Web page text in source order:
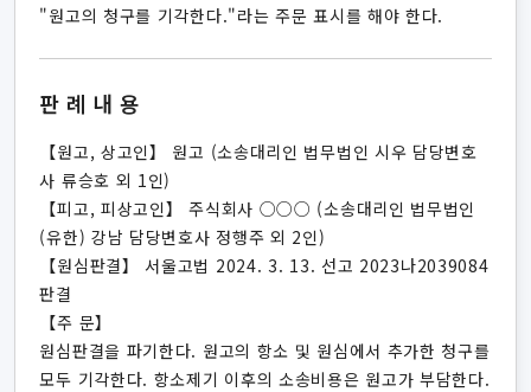
"원고의 청구를 기각한다."라는 주문 표시를 해야 한다.
판례내용
【원고, 상고인】 원고 (소송대리인 법무법인 시우 담당변호
사 류승호 외 1인)
【피고, 피상고인】 주식회사 ○○○ (소송대리인 법무법인
(유한) 강남 담당변호사 정행주 외 2인)
【원심판결】 서울고법 2024. 3. 13. 선고 2023나2039084
판결
【주 문】
원심판결을 파기한다. 원고의 항소 및 원심에서 추가한 청구를
모두 기각한다. 항소제기 이후의 소송비용은 원고가 부담한다.